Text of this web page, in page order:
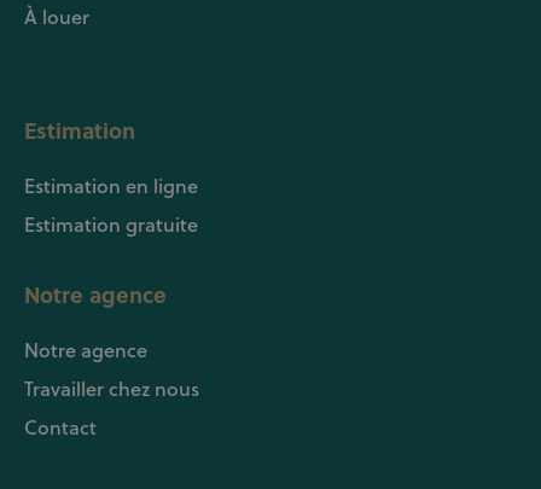
À louer
Estimation
Estimation en ligne
Estimation gratuite
Notre agence
Notre agence
Travailler chez nous
Contact